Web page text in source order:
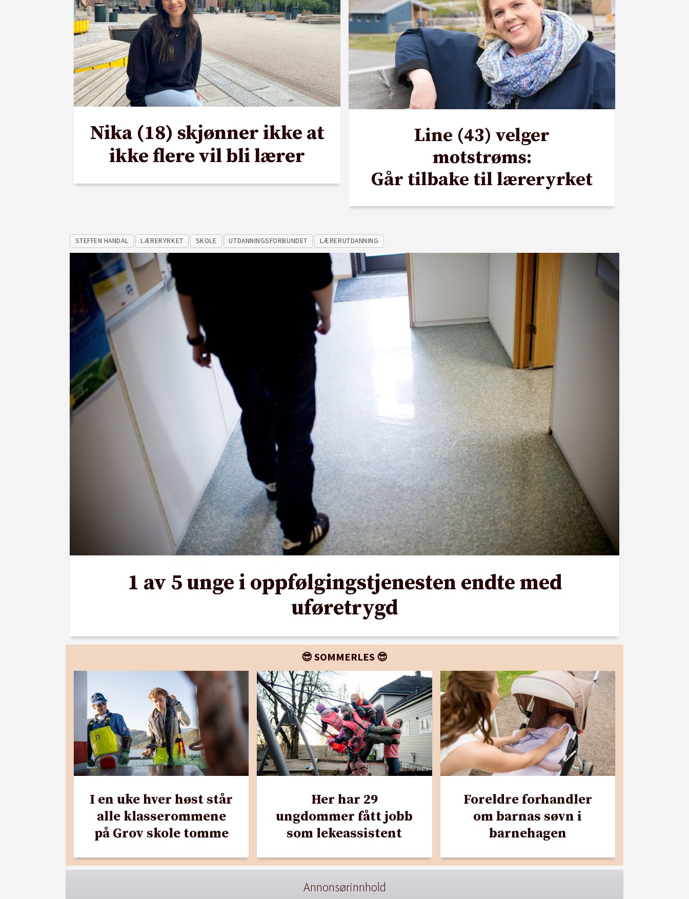
Nika (18) skjønner ikke at
ikke flere vil bli lærer
Line (43) velger
motstrøms:
Går tilbake til læreryrket
STEFFEN HANDAL LÆRERYRKET SKOLE UTDANNINGSFORBUNDET LÆRERUTDANNING
1 av 5 unge i oppfølgingstjenesten endte med
uføretrygd
😎 SOMMERLES 😎
I en uke hver høst står
alle klasserommene
på Grov skole tomme
Her har 29
ungdommer fått jobb
som lekeassistent
Foreldre forhandler
om barnas søvn i
barnehagen
Annonsørinnhold